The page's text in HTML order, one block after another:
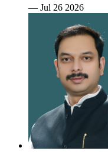
— Jul 26 2026